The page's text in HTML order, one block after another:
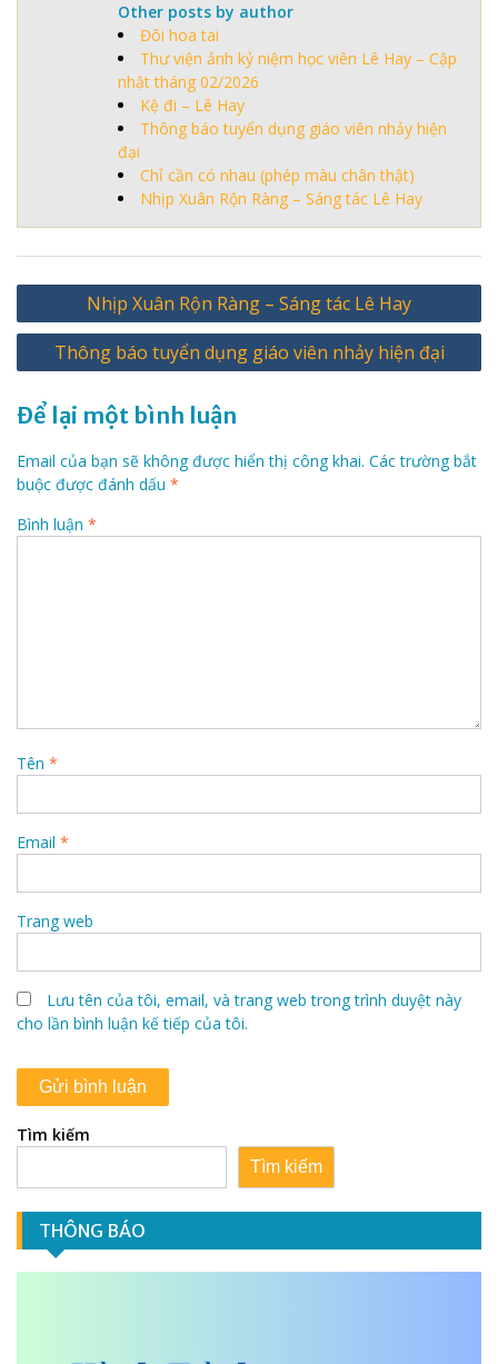
Other posts by author
Đôi hoa tai
Thư viện ảnh kỷ niệm học viên Lê Hay – Cập
nhật tháng 02/2026
Kệ đi – Lê Hay
Thông báo tuyển dụng giáo viên nhảy hiện
đại
Chỉ cần có nhau (phép màu chân thật)
Nhịp Xuân Rộn Ràng – Sáng tác Lê Hay
Điều
hướng
Nhịp Xuân Rộn Ràng – Sáng tác Lê Hay
Thông báo tuyển dụng giáo viên nhảy hiện đại
Để lại một bình luận
Email của bạn sẽ không được hiển thị công khai. Các trường bắt
buộc được đánh dấu *
Bình luận *
Tên *
Email *
Trang web
Lưu tên của tôi, email, và trang web trong trình duyệt này
cho lần bình luận kế tiếp của tôi.
Tìm kiếm
Tìm kiếm
THÔNG BÁO